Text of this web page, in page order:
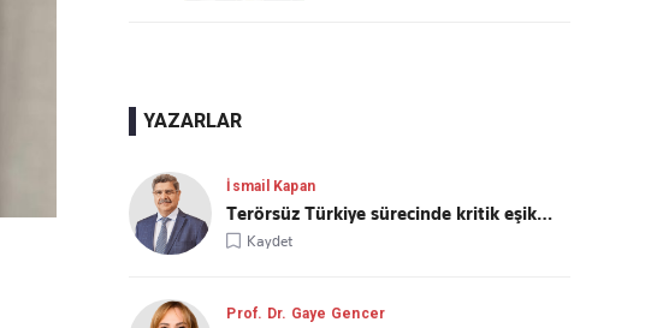
YAZARLAR
İsmail Kapan
Terörsüz Türkiye sürecinde kritik eşik…
Kaydet
Prof. Dr. Gaye Gencer